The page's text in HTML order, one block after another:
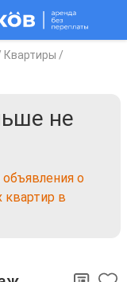
Квартиры /
не
о
квартир в